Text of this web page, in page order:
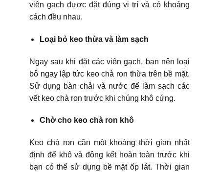
viên gạch được đặt đúng vị trí và có khoảng
cách đều nhau.
Loại bỏ keo thừa và làm sạch
Ngay sau khi đặt các viên gạch, bạn nên loại
bỏ ngay lập tức keo chà ron thừa trên bề mặt.
Sử dụng bàn chải và nước để làm sạch các
vết keo chà ron trước khi chúng khô cứng.
Chờ cho keo chà ron khô
Keo chà ron cần một khoảng thời gian nhất
định để khô và đông kết hoàn toàn trước khi
bạn có thể sử dụng bề mặt ốp lát. Thời gian